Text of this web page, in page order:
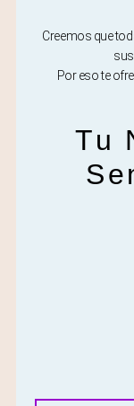
Creemos que
Por eso te
Tu